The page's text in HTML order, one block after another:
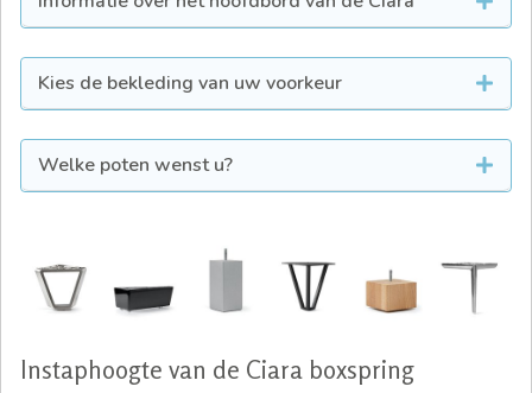
Kies de bekleding van uw voorkeur
Welke poten wenst u?
Instaphoogte van de Ciara boxspring